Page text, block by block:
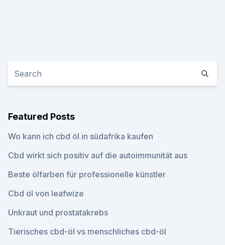
Featured Posts
Wo kann ich cbd öl in südafrika kaufen
Cbd wirkt sich positiv auf die autoimmunität aus
Beste ölfarben für professionelle künstler
Cbd öl von leafwize
Unkraut und prostatakrebs
Tierisches cbd-öl vs menschliches cbd-öl